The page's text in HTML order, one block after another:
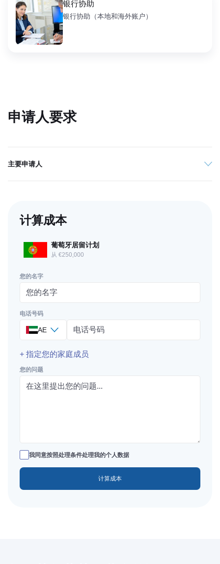
银行协助
银行协助（本地和海外账户）
申请人要求
主要申请人
计算成本
葡萄牙居留计划
从 €250,000
您的名字
电话号码
AE
+ 指定您的家庭成员
您的问题
我同意按照处理条件处理我的个人数据